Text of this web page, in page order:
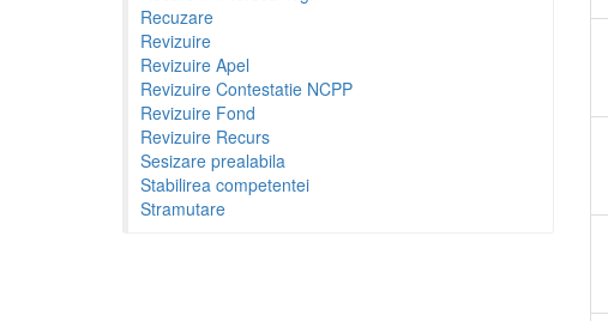
Recuzare
Revizuire
Revizuire Apel
Revizuire Contestatie NCPP
Revizuire Fond
Revizuire Recurs
Sesizare prealabila
Stabilirea competentei
Stramutare